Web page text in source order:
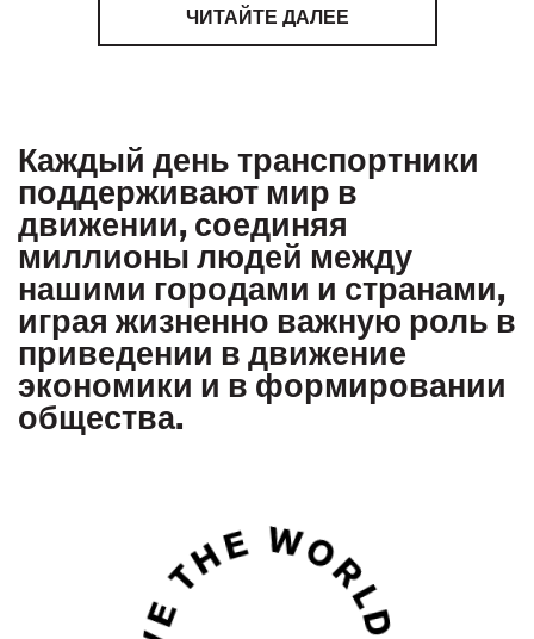
ЧИТАЙТЕ ДАЛЕЕ
Каждый день транспортники
поддерживают мир в
движении, соединяя
миллионы людей между
нашими городами и странами,
играя жизненно важную роль в
приведении в движение
экономики и в формировании
общества.